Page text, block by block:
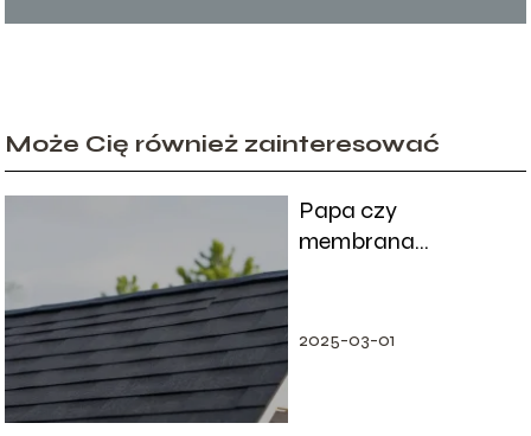
Może Cię również zainteresować
Papa czy
membrana
2025-03-01